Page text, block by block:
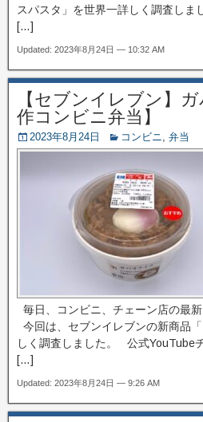
スパスタ」を世界一詳しく調査し
[…]
Updated: 2023年8月24日 — 10:32 AM
【セブンイレブン】
作コンビニ弁当】
2023年8月24日 コンビニ, 弁当
毎日、コンビニ、チェーン店の最
今回は、セブンイレブンの新商品
しく調査しました。 公式YouTube
[…]
Updated: 2023年8月24日 — 9:26 AM